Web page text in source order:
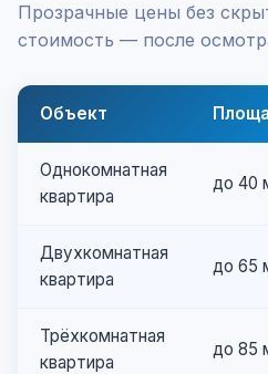
Прозрачные цены без
стоимость — после
Объект
Однокомнатная
квартира
до 40
Двухкомнатная
квартира
до 65
Трёхкомнатная
квартира
до 85